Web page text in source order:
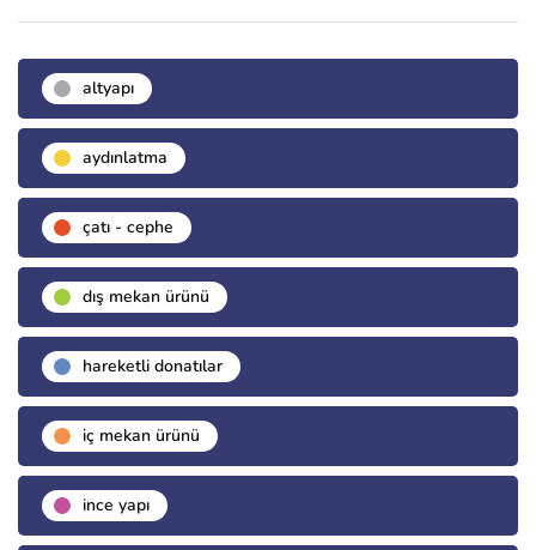
altyapı
aydınlatma
çatı - cephe
dış mekan ürünü
hareketli donatılar
i̇ç mekan ürünü
i̇nce yapı